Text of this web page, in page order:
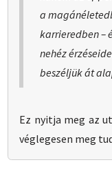
a
karrieredben–
nehéz
beszéljük át
Ez nyitja meg az
véglegesen meg